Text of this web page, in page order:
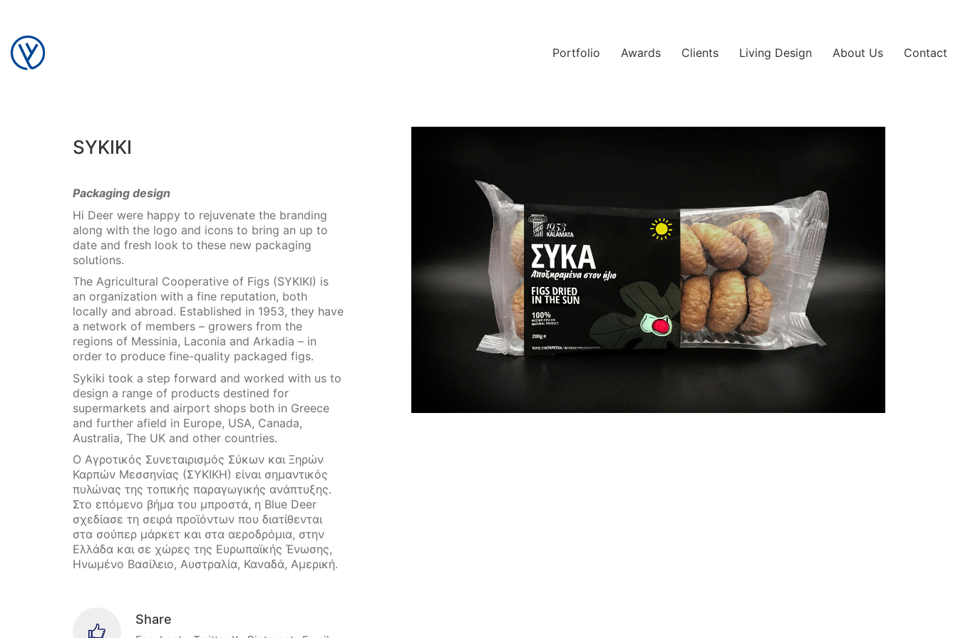
Portfolio Awards Clients Living Design About Us Contact
SYKIKI
Packaging design
Hi Deer were happy to rejuvenate the branding
along with the logo and icons to bring an up to
date and fresh look to these new packaging
solutions.
The Agricultural Cooperative of Figs (SYKIKI) is
an organization with a fine reputation, both
locally and abroad. Established in 1953, they have
a network of members – growers from the
regions of Messinia, Laconia and Arkadia – in
order to produce fine-quality packaged figs.
Sykiki took a step forward and worked with us to
design a range of products destined for
supermarkets and airport shops both in Greece
and further afield in Europe, USA, Canada,
Australia, The UK and other countries.
Ο Αγροτικός Συνεταιρισμός Σύκων και Ξηρών
Καρπών Μεσσηνίας (ΣΥΚΙΚΗ) είναι σημαντικός
πυλώνας της τοπικής παραγωγικής ανάπτυξης.
Στο επόμενο βήμα του μπροστά, η Blue Deer
σχεδίασε τη σειρά προϊόντων που διατίθενται
στα σούπερ μάρκετ και στα αεροδρόμια, στην
Ελλάδα και σε χώρες της Ευρωπαϊκής Ένωσης,
Ηνωμένο Βασίλειο, Αυστραλία, Καναδά, Αμερική.
Share